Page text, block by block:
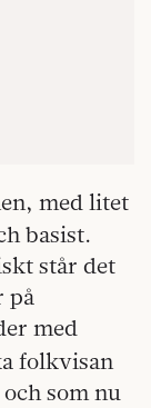
med litet
basist.
står det
på
med
folkvisan
som nu